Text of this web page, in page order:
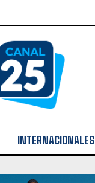
INTERNACIONALES